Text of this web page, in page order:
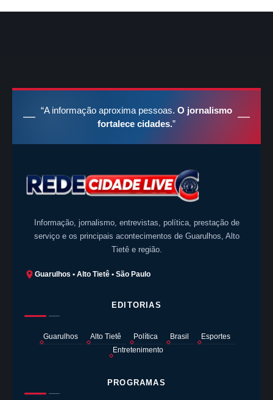
“A informação aproxima pessoas. O jornalismo
fortalece cidades.”
Informação, jornalismo, entrevistas, política, prestação de
serviço e os principais acontecimentos de Guarulhos, Alto
Tietê e região.
Guarulhos • Alto Tietê • São Paulo
EDITORIAS
Guarulhos Alto Tietê Política Brasil
Esportes
Entretenimento
PROGRAMAS